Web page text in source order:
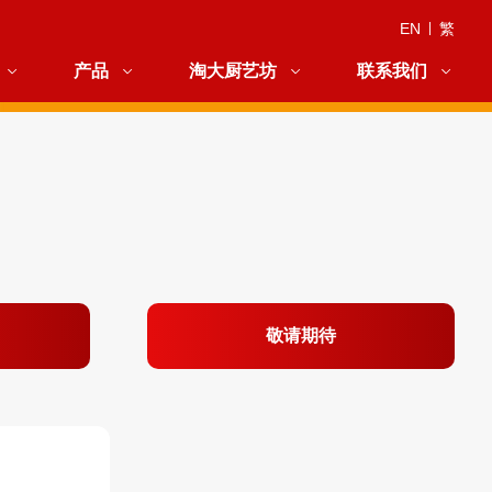
EN 繁
产品 淘大厨艺坊 联系我们
敬请期待